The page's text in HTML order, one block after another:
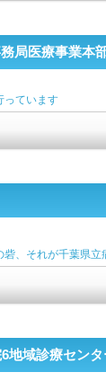
局医療事業本
っています
砦、それが千葉県立
地域診療セン